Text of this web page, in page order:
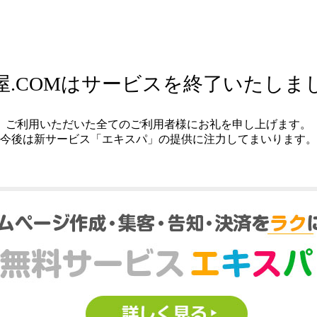
.COMはサービスを終了いたしま
ご利用いただいた全てのご利用者様にお礼を申し上げます。
今後は新サービス「エキスパ」の提供に注力してまいります。